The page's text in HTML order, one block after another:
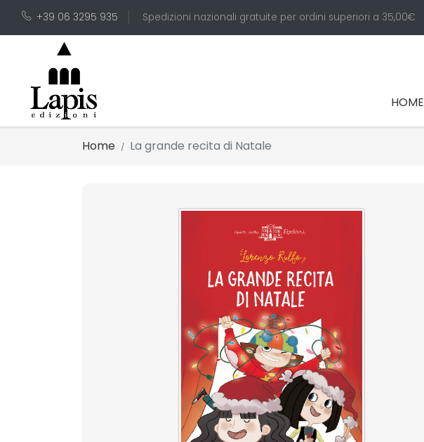
+39 06 3295 935 Spedizioni nazionali gratuite per ordini superiori a 35,00€
HOME
Home La grande recita di Natale